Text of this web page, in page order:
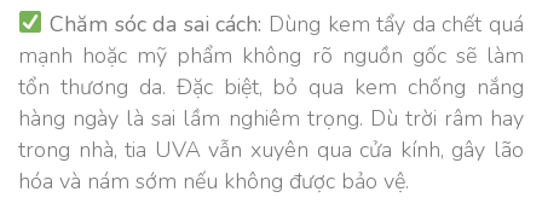
Chăm sóc da sai cách: Dùng kem tẩy da chết quá
mạnh hoặc mỹ phẩm không rõ nguồn gốc sẽ làm
tổn thương da. Đặc biệt, bỏ qua kem chống nắng
hàng ngày là sai lầm nghiêm trọng. Dù trời râm hay
trong nhà, tia UVA vẫn xuyên qua cửa kính, gây lão
hóa và nám sớm nếu không được bảo vệ.